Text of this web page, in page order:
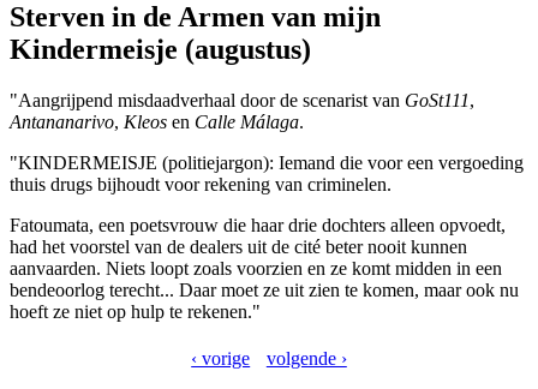
Sterven in de Armen van mijn
Kindermeisje (augustus)
"Aangrijpend misdaadverhaal door de scenarist van GoSt111,
Antananarivo, Kleos en Calle Málaga.
"KINDERMEISJE (politiejargon): Iemand die voor een vergoeding
thuis drugs bijhoudt voor rekening van criminelen.
Fatoumata, een poetsvrouw die haar drie dochters alleen opvoedt,
had het voorstel van de dealers uit de cité beter nooit kunnen
aanvaarden. Niets loopt zoals voorzien en ze komt midden in een
bendeoorlog terecht... Daar moet ze uit zien te komen, maar ook nu
hoeft ze niet op hulp te rekenen."
‹ vorige volgende ›